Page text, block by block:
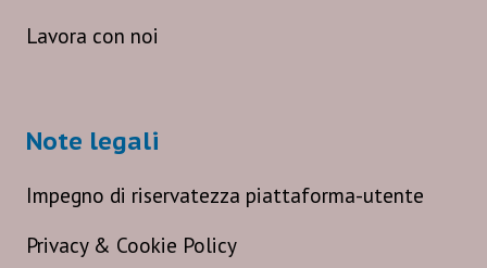
Lavora con noi
Note legali
Impegno di riservatezza piattaforma-utente
Privacy & Cookie Policy